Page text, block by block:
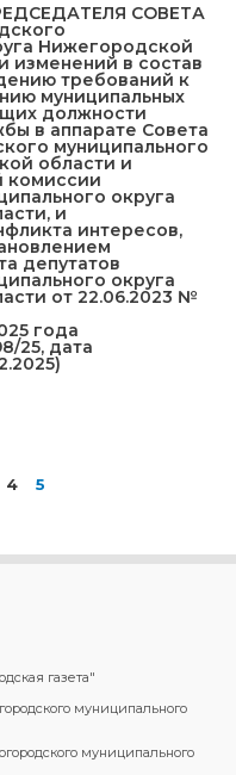
СОВЕТА
Нижегородской
изменений в состав
требований к
муниципальных
должности
в аппарате Совета
муниципального
области и
комиссии
округа
и
интересов,
депутатов
округа
от 22.06.2023 №
года
25, дата
4 5
газета"
муниципального
муниципального